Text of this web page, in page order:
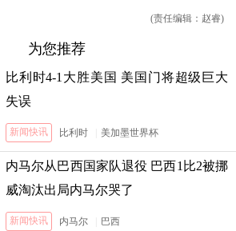
(责任编辑：赵睿)
为您推荐
比利时4-1大胜美国 美国门将超级巨大
失误
新闻快讯 比利时 美加墨世界杯
内马尔从巴西国家队退役 巴西1比2被挪
威淘汰出局内马尔哭了
新闻快讯 内马尔 巴西